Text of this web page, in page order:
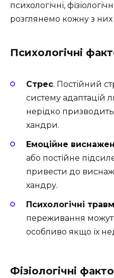
психологічні,
розглянемо кожну з них
Психологічні
Стрес. Постійний
систему адаптацій
нерідко
хандри.
Емоційне
або постійне
привести до
хандру.
Психологічні
переживання
особливо якщо їх
Фізіологічні